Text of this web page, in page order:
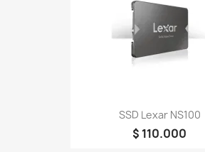
SSD Lexar NS100
$ 110.000